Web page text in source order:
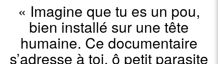
« Imagine que tu es un pou,
bien installé sur une tête
humaine. Ce documentaire
s’adresse à toi, ô petit parasite